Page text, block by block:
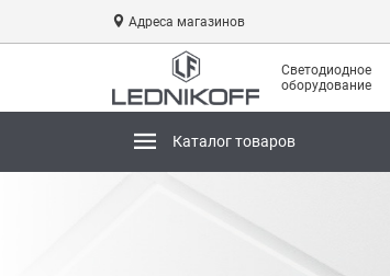
Адреса магазинов
Светодиодное
оборудование
Каталог товаров